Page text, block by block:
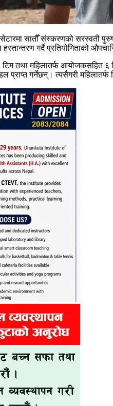
सातौँ संस्करणको सरस्वती
गर्दै प्रतियोगिताको
तथा महिलातर्फ आयोजकसहित
गर्नेछन्। त्यसैगरी